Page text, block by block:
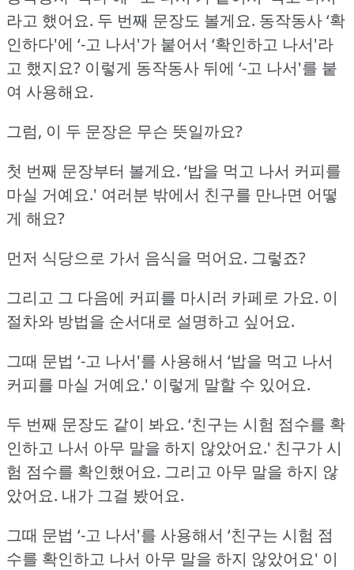
라고 했어요. 두 번째 문장도 볼게요. 동작동사 ‘확
인하다'에 ‘-고 나서'가 붙어서 ‘확인하고 나서'라
고 했지요? 이렇게 동작동사 뒤에 ‘-고 나서'를 붙
여 사용해요.
그럼, 이 두 문장은 무슨 뜻일까요?
첫 번째 문장부터 볼게요. ‘밥을 먹고 나서 커피를
마실 거예요.' 여러분 밖에서 친구를 만나면 어떻
게 해요?
먼저 식당으로 가서 음식을 먹어요. 그렇죠?
그리고 그 다음에 커피를 마시러 카페로 가요. 이
절차와 방법을 순서대로 설명하고 싶어요.
그때 문법 ‘-고 나서'를 사용해서 ‘밥을 먹고 나서
커피를 마실 거예요.' 이렇게 말할 수 있어요.
두 번째 문장도 같이 봐요. ‘친구는 시험 점수를 확
인하고 나서 아무 말을 하지 않았어요.' 친구가 시
험 점수를 확인했어요. 그리고 아무 말을 하지 않
았어요. 내가 그걸 봤어요.
그때 문법 ‘-고 나서'를 사용해서 ‘친구는 시험 점
수를 확인하고 나서 아무 말을 하지 않았어요' 이